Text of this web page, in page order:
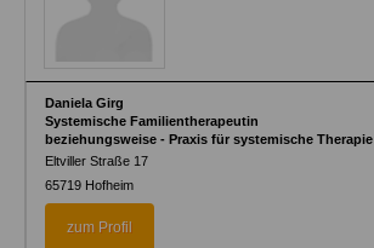
Daniela Girg
Systemische Familientherapeutin
beziehungsweise - Praxis für systemische Therapie
Eltviller Straße 17
65719 Hofheim
zum Profil